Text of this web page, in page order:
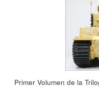
Primer Volumen de la